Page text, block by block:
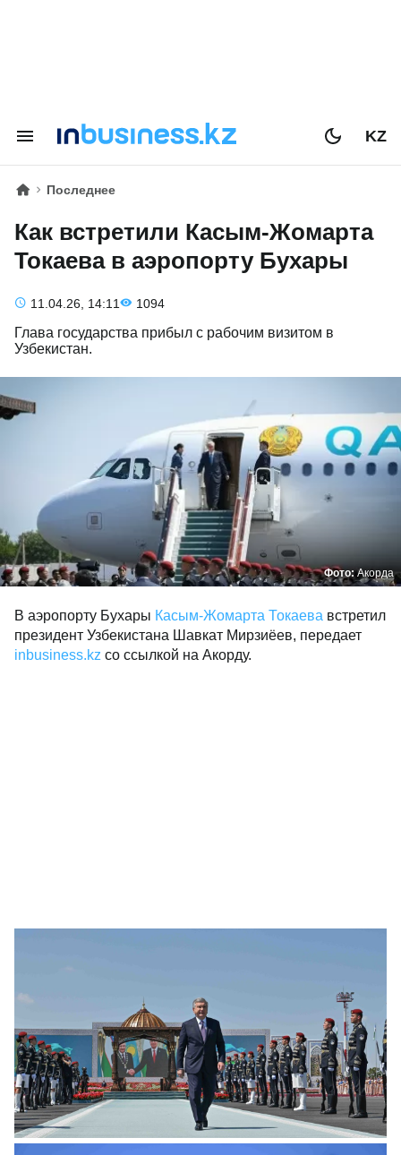
KZ
Последнее
Как встретили Касым-Жомарта
Токаева в аэропорту Бухары
11.04.26, 14:11 1094
Глава государства прибыл с рабочим визитом в
Узбекистан.
Фото:Акорда
В аэропорту Бухары Касым-Жомарта Токаева встретил
президент Узбекистана Шавкат Мирзиёев, передает
inbusiness.kz со ссылкой на Акорду.